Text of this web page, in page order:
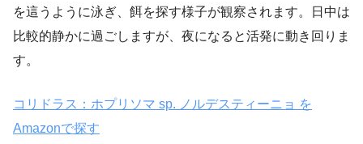
を這うように泳ぎ、餌を探す様子が観察されます。日中は
比較的静かに過ごしますが、夜になると活発に動き回りま
す。
コリドラス：ホプリソマ sp. ノルデスティーニョ を
Amazonで探す